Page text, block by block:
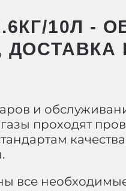
10Л -
и
проходят
все